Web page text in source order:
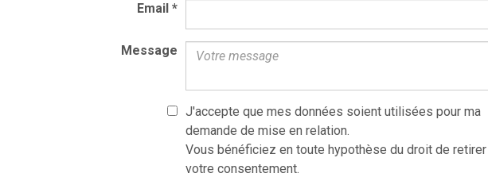
Email *
Message
J'accepte que mes données soient utilisées pour ma
demande de mise en relation.
Vous bénéficiez en toute hypothèse du droit de retirer
votre consentement.